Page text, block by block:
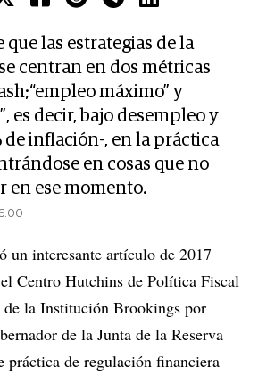
que las estrategias de la
centran en dos métricas
máximo” y
es decir, bajo desempleo y
de inflación-, en la práctica
en cosas que no
en ese momento.
un interesante artículo de 2017
Centro Hutchins de Política Fiscal
la Institución Brookings por
de la Junta de la Reserva
práctica de regulación financiera